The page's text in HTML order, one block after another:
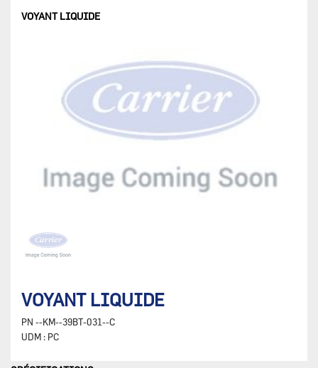
VOYANT LIQUIDE
VOYANT LIQUIDE
PN --KM--39BT-031--C
UDM : PC